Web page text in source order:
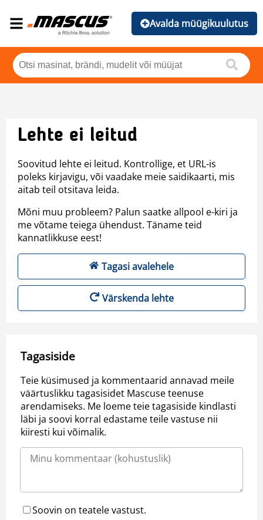
Avalda müügikuulutus
Lehte ei leitud
Soovitud lehte ei leitud. Kontrollige, et URL-is
poleks kirjavigu, või vaadake meie saidikaarti, mis
aitab teil otsitava leida.
Mõni muu probleem? Palun saatke allpool e-kiri ja
me võtame teiega ühendust. Täname teid
kannatlikkuse eest!
Tagasi avalehele
Värskenda lehte
Tagasiside
Teie küsimused ja kommentaarid annavad meile
väärtuslikku tagasisidet Mascuse teenuse
arendamiseks. Me loeme teie tagasiside kindlasti
läbi ja soovi korral edastame teile vastuse nii
kiiresti kui võimalik.
Soovin on teatele vastust.